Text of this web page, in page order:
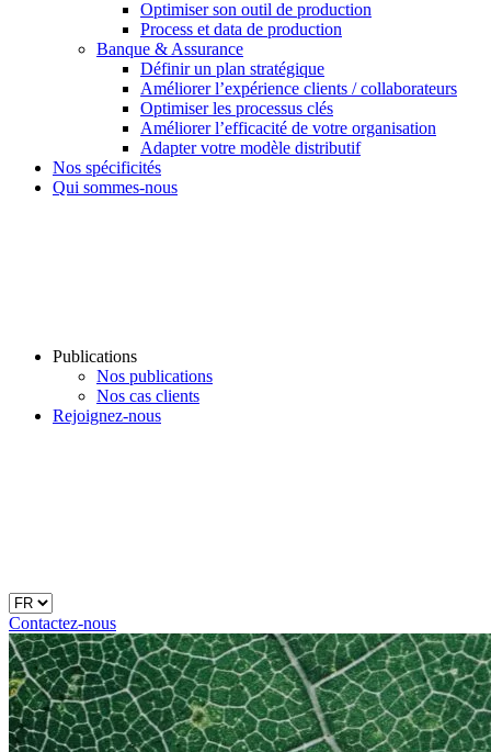
Optimiser son outil de production
Process et data de production
Banque & Assurance
Définir un plan stratégique
Améliorer l’expérience clients / collaborateurs
Optimiser les processus clés
Améliorer l’efficacité de votre organisation
Adapter votre modèle distributif
Nos spécificités
Qui sommes-nous
Publications
Nos publications
Nos cas clients
Rejoignez-nous
Contactez-nous